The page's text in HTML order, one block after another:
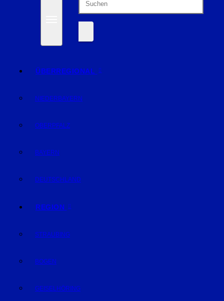
ÜBERREGIONAL
NIEDERBAYERN
OBERPFALZ
BAYERN
DEUTSCHLAND
REGION
STRAUBING
BOGEN
GEISELHÖRING